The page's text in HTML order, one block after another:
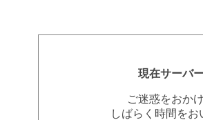
現在サーバ
ご迷惑をおか
しばらく時間を